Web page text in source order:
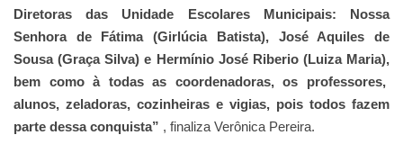
Diretoras das Unidade Escolares Municipais: Nossa
Senhora de Fátima (Girlúcia Batista), José Aquiles de
Sousa (Graça Silva) e Hermínio José Riberio (Luiza Maria),
bem como à todas as coordenadoras, os professores,
alunos, zeladoras, cozinheiras e vigias, pois todos fazem
parte dessa conquista” , finaliza Verônica Pereira.